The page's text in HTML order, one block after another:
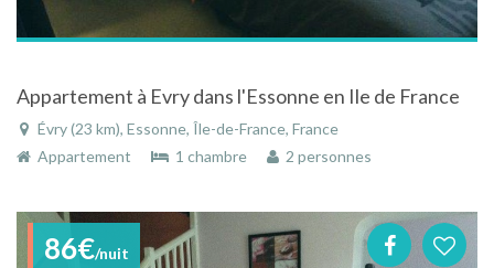
Appartement à Evry dans l'Essonne en Ile de France
Évry (23 km), Essonne, Île-de-France, France
Appartement
1 chambre 2 personnes
86€/nuit